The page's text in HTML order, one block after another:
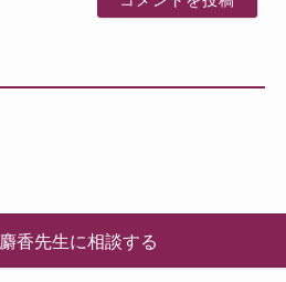
麝香先生に相談する